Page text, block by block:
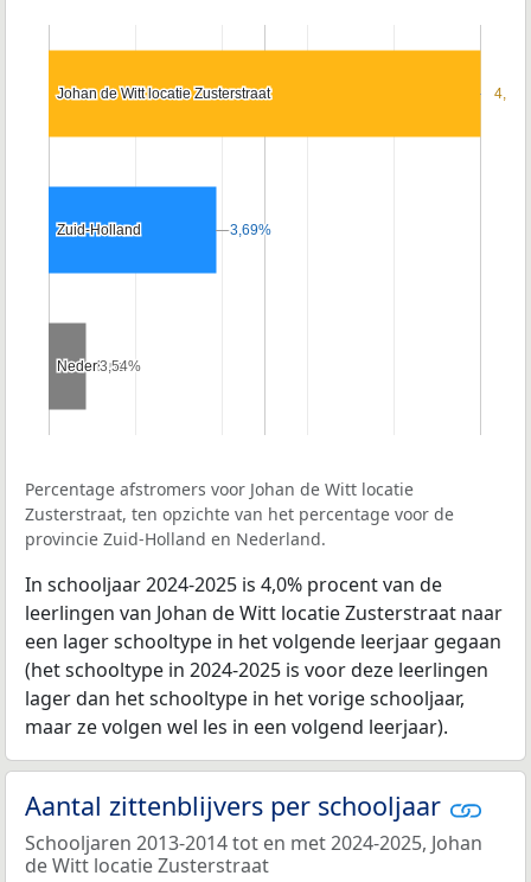
Johan de Witt locatie Zusterstraat
Johan de Witt locatie Zusterstraat
Zuid-Holland
Zuid-Holland
Nederland
Nederland
4,0%
4,0%
3,69%
3,69%
3,54%
3,54%
Percentage afstromers voor Johan de Witt locatie
Zusterstraat, ten opzichte van het percentage voor de
provincie Zuid-Holland en Nederland.
In schooljaar 2024-2025 is 4,0% procent van de
leerlingen van Johan de Witt locatie Zusterstraat naar
een lager schooltype in het volgende leerjaar gegaan
(het schooltype in 2024-2025 is voor deze leerlingen
lager dan het schooltype in het vorige schooljaar,
maar ze volgen wel les in een volgend leerjaar).
Aantal zittenblijvers per schooljaar
Schooljaren 2013-2014 tot en met 2024-2025, Johan
de Witt locatie Zusterstraat